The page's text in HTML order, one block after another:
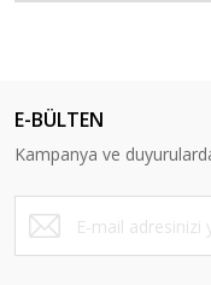
E-BÜLTEN
Kampanya ve